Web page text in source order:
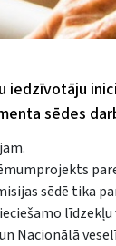
sēdes
sēdē tika
līdzekļu
Nacionālā